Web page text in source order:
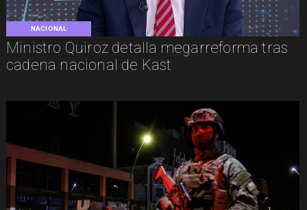
NACIONAL
Ministro Quiroz detalla megarreforma tras
cadena nacional de Kast